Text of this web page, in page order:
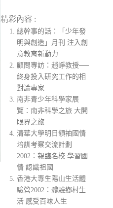
精彩內容 :
總幹事的話：「少年發
明與創造」月刊 注入創
意教育新動力
顧問專訪：趙崢教授──
終身投入研究工作的相
對論專家
南非青少年科學家展
覽：南非科學之旅 大開
眼界之旅
清華大學明日領袖國情
培訓考察交流計劃
2002：親臨名校 學習國
情 認識祖國
香港大專生陽山生活體
驗營2002：體驗鄉村生
活 感受百味人生